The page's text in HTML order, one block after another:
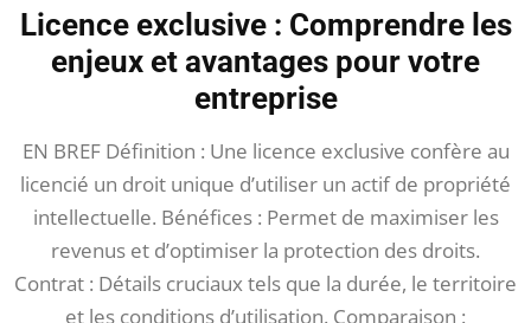
Licence exclusive : Comprendre les
enjeux et avantages pour votre
entreprise
EN BREF Définition : Une licence exclusive confère au
licencié un droit unique d’utiliser un actif de propriété
intellectuelle. Bénéfices : Permet de maximiser les
revenus et d’optimiser la protection des droits.
Contrat : Détails cruciaux tels que la durée, le territoire
et les conditions d’utilisation. Comparaison :